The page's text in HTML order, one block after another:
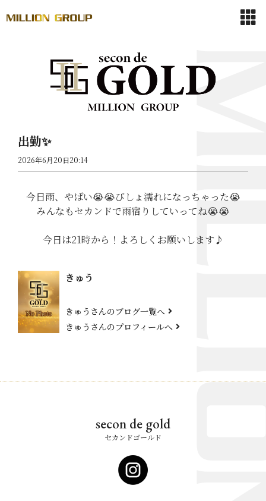
出勤✨
2026年6月20日20:14
今日雨、やばい😭😭びしょ濡れになっちゃった😭
みんなもセカンドで雨宿りしていってね😭😭
今日は21時から！よろしくお願いします♪
きゅう
きゅうさんのブログ一覧へ
きゅうさんのプロフィールへ
secon de gold
セカンドゴールド